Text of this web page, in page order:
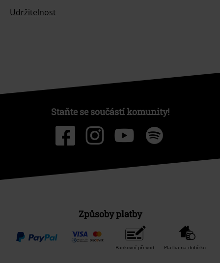
Udržitelnost
Staňte se součástí komunity!
Způsoby platby
Bankovní převod Platba na dobírku